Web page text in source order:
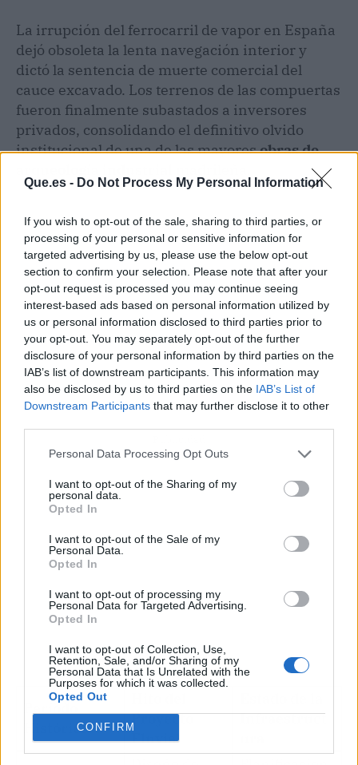
Que.es - Do Not Process My Personal Information
If you wish to opt-out of the sale, sharing to third parties, or
processing of your personal or sensitive information for
targeted advertising by us, please use the below opt-out
section to confirm your selection. Please note that after your
opt-out request is processed you may continue seeing
interest-based ads based on personal information utilized by
us or personal information disclosed to third parties prior to
your opt-out. You may separately opt-out of the further
disclosure of your personal information by third parties on the
IAB’s list of downstream participants. This information may
also be disclosed by us to third parties on the IAB’s List of
Downstream Participants that may further disclose it to other
Personal Data Processing Opt Outs
I want to opt-out of the Sharing of my
personal data.
Opted In
I want to opt-out of the Sale of my
Personal Data.
Opted In
I want to opt-out of processing my
Personal Data for Targeted Advertising.
Opted In
I want to opt-out of Collection, Use,
Retention, Sale, and/or Sharing of my
Personal Data that Is Unrelated with the
Purposes for which it was collected.
Opted Out
CONFIRM
La irrupción del ferrocarril de vapor en España
dejó obsoleta la lenta navegación interior y
dictó la sentencia de muerte comercial del
cauce excavado. Los terrenos de las compuertas
fueron finalmente subastados a inversores
privados, consolidando el definitivo olvido
institucional de una de las mayoresobras de
Período
Histórico
Proyecto
Fluvial
Infraestruct